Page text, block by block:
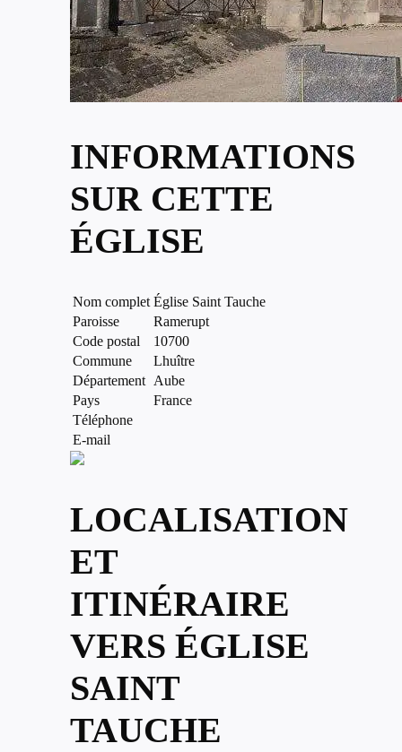
INFORMATIONS
SUR CETTE
ÉGLISE
Nom complet Église Saint Tauche
Paroisse
Ramerupt
Code postal
10700
Commune
Lhuître
Département Aube
Pays
France
Téléphone
E-mail
LOCALISATION
ET
ITINÉRAIRE
VERS ÉGLISE
SAINT
TAUCHE